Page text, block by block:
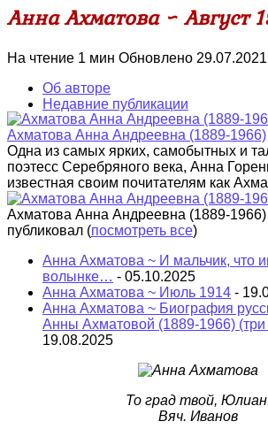
Анна Ахматова ~ Август
На чтение 1 мин Обновлено 29.07.2021
Об авторе
Недавние публикации
Ахматова Анна Андреевна (1889-1966)
Одна из самых ярких, самобытных и
поэтесс Серебряного века, Анна
известная своим почитателям как
Ахматова Анна Андреевна (1889-
публиковал (посмотреть все)
Анна Ахматова ~ И мальчик, что
волынке… - 05.10.2025
Анна Ахматова ~ Июль 1914 -
Анна Ахматова ~ Биография
Анны Ахматовой (1889-1966) (три
19.08.2025
То град твой,
Вяч. Иванов